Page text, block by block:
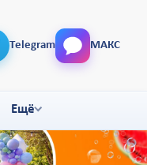
Telegram МАКС
Ещё